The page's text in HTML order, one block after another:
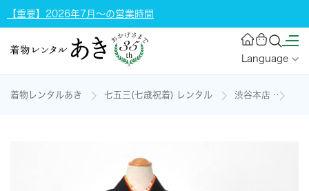
【重要】2026年7月～の営業時間
Language
着物レンタルあき 七五三(七歳祝着) レンタル 渋谷本店